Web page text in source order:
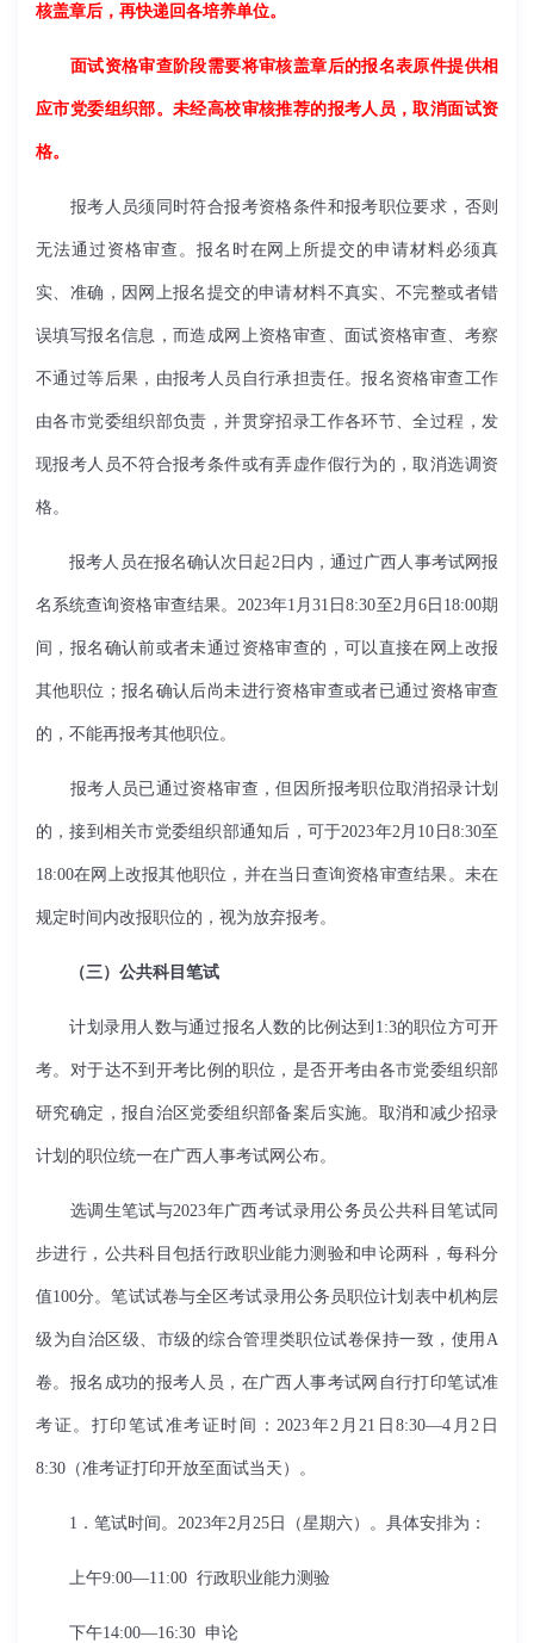
核盖章后，再快递回各培养单位。
面试资格审查阶段需要将审核盖章后的报名表原件提供相
应市党委组织部。未经高校审核推荐的报考人员，取消面试资
格。
报考人员须同时符合报考资格条件和报考职位要求，否则
无法通过资格审查。报名时在网上所提交的申请材料必须真
实、准确，因网上报名提交的申请材料不真实、不完整或者错
误填写报名信息，而造成网上资格审查、面试资格审查、考察
不通过等后果，由报考人员自行承担责任。报名资格审查工作
由各市党委组织部负责，并贯穿招录工作各环节、全过程，发
现报考人员不符合报考条件或有弄虚作假行为的，取消选调资
格。
报考人员在报名确认次日起2日内，通过广西人事考试网报
名系统查询资格审查结果。2023年1月31日8:30至2月6日18:00期
间，报名确认前或者未通过资格审查的，可以直接在网上改报
其他职位；报名确认后尚未进行资格审查或者已通过资格审查
的，不能再报考其他职位。
报考人员已通过资格审查，但因所报考职位取消招录计划
的，接到相关市党委组织部通知后，可于2023年2月10日8:30至
18:00在网上改报其他职位，并在当日查询资格审查结果。未在
规定时间内改报职位的，视为放弃报考。
（三）公共科目笔试
计划录用人数与通过报名人数的比例达到1:3的职位方可开
考。对于达不到开考比例的职位，是否开考由各市党委组织部
研究确定，报自治区党委组织部备案后实施。取消和减少招录
计划的职位统一在广西人事考试网公布。
选调生笔试与2023年广西考试录用公务员公共科目笔试同
步进行，公共科目包括行政职业能力测验和申论两科，每科分
值100分。笔试试卷与全区考试录用公务员职位计划表中机构层
级为自治区级、市级的综合管理类职位试卷保持一致，使用A
卷。报名成功的报考人员，在广西人事考试网自行打印笔试准
考证。打印笔试准考证时间：2023年2月21日8:30—4月2日
8:30（准考证打印开放至面试当天）。
1．笔试时间。2023年2月25日（星期六）。具体安排为：
上午9:00—11:00 行政职业能力测验
下午14:00—16:30 申论